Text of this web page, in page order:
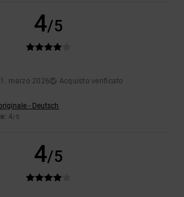
4/5
marzo 2026
Acquisto verificato
- Deutsch
: 4/5
4/5